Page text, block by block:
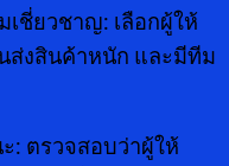
ชี่ยวชาญ: เลือกผู้ให้
ส่งสินค้าหนัก และมีทีม
: ตรวจสอบว่าผู้ให้